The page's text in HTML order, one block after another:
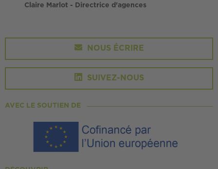
Claire Marlot - Directrice d'agences
NOUS ÉCRIRE
SUIVEZ-NOUS
AVEC LE SOUTIEN DE